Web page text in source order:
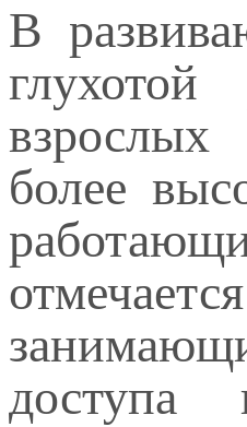
В
взрослых
более
доступа